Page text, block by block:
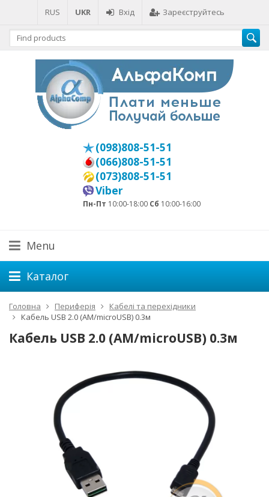
RUS UKR Вхід Зареєструйтесь
(098)808-51-51
(066)808-51-51
(073)808-51-51
Viber
Пн-Пт 10:00-18:00 Сб 10:00-16:00
Menu
Каталог
Головна Периферія
Кабелі та перехідники
Кабель USB 2.0 (AM/microUSB) 0.3м
Кабель USB 2.0 (AM/microUSB) 0.3м